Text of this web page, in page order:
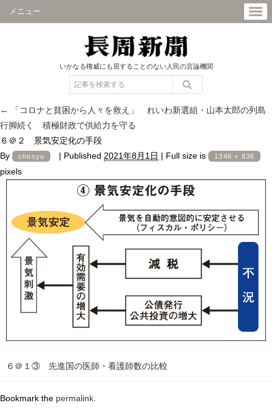
メニュー
いかなる権威にも屈することのない人民の言論機関
←
「コロナと貧困から人々を救え」 れいわ新選組・山本太郎の列島
行脚続く 積極財政で供給力を守る
６＠２ 景気安定化の手段
By
chosyu | Published 2021年8月1日 | Full size is 1346 × 836
pixels
６＠１③ 先進国の医師・看護師数の比較
Bookmark the permalink